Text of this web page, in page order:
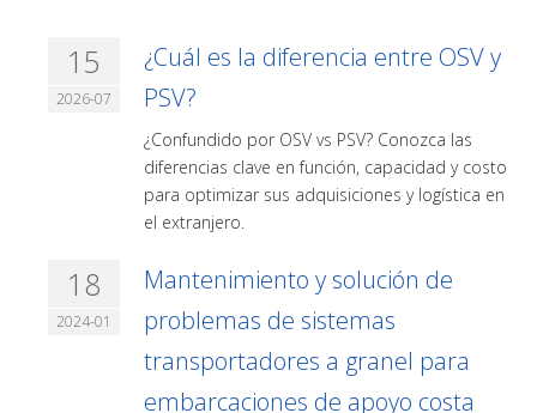
15
2026-07
¿Cuál es la diferencia entre OSV y
PSV?
¿Confundido por OSV vs PSV? Conozca las
diferencias clave en función, capacidad y costo
para optimizar sus adquisiciones y logística en
el extranjero.
18
2024-01
Mantenimiento y solución de
problemas de sistemas
transportadores a granel para
embarcaciones de apoyo costa